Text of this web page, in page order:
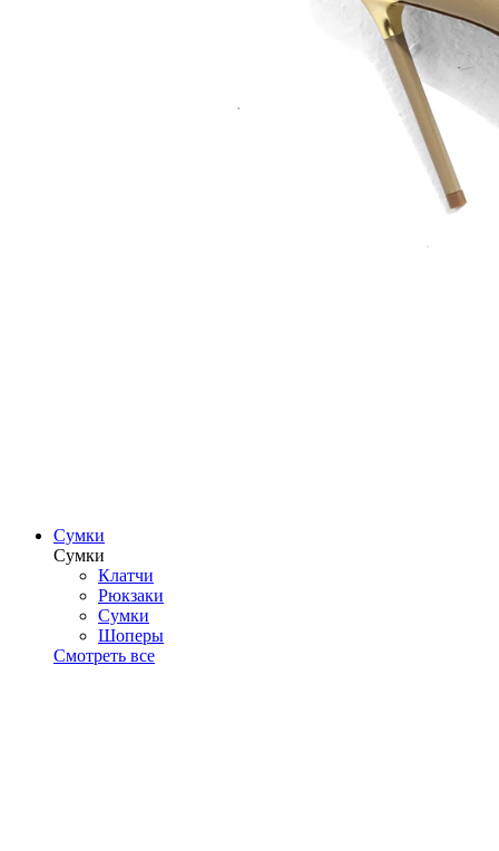
Сумки
Сумки
Клатчи
Рюкзаки
Сумки
Шоперы
Смотреть все